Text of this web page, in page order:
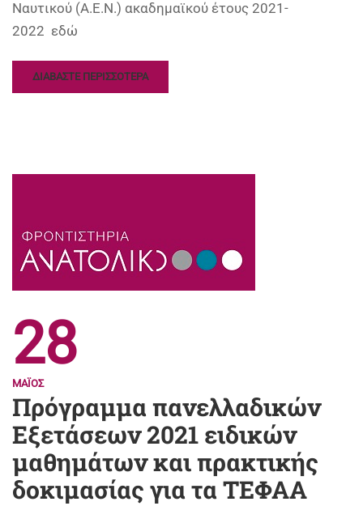
Ναυτικού (Α.Ε.Ν.) ακαδημαϊκού έτους 2021-
2022 εδώ
ΔΙΑΒΑΣΤΕ ΠΕΡΙΣΣΟΤΕΡΑ
28
ΜΆΙΟΣ
Πρόγραμμα πανελλαδικών
Εξετάσεων 2021 ειδικών
μαθημάτων και πρακτικής
δοκιμασίας για τα ΤΕΦΑΑ